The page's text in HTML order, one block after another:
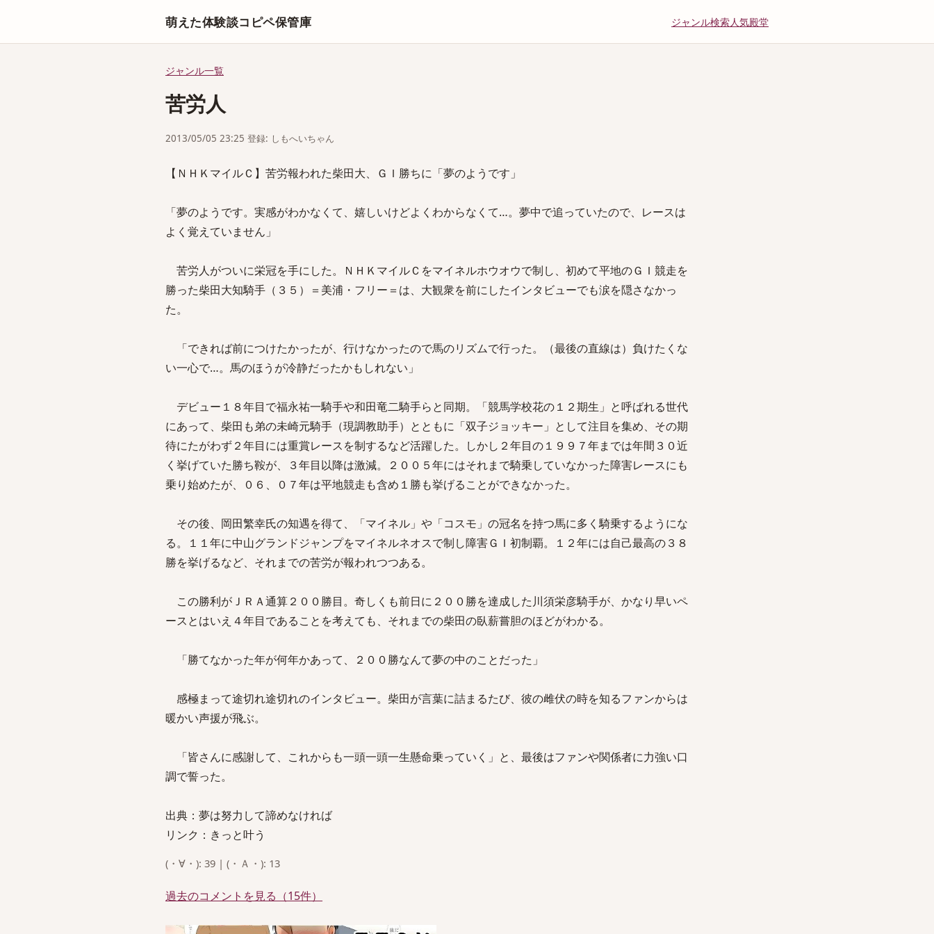
萌えた体験談コピペ保管庫 ジャンル検索人気殿堂
ジャンル一覧
苦労人
2013/05/05 23:25 登録: しもへいちゃん
【ＮＨＫマイルＣ】苦労報われた柴田大、ＧＩ勝ちに「夢のようです」
「夢のようです。実感がわかなくて、嬉しいけどよくわからなくて…。夢中で追っていたので、レースは
よく覚えていません」
苦労人がついに栄冠を手にした。ＮＨＫマイルＣをマイネルホウオウで制し、初めて平地のＧＩ競走を
勝った柴田大知騎手（３５）＝美浦・フリー＝は、大観衆を前にしたインタビューでも涙を隠さなかっ
た。
「できれば前につけたかったが、行けなかったので馬のリズムで行った。（最後の直線は）負けたくな
い一心で…。馬のほうが冷静だったかもしれない」
デビュー１８年目で福永祐一騎手や和田竜二騎手らと同期。「競馬学校花の１２期生」と呼ばれる世代
にあって、柴田も弟の未崎元騎手（現調教助手）とともに「双子ジョッキー」として注目を集め、その期
待にたがわず２年目には重賞レースを制するなど活躍した。しかし２年目の１９９７年までは年間３０近
く挙げていた勝ち鞍が、３年目以降は激減。２００５年にはそれまで騎乗していなかった障害レースにも
乗り始めたが、０６、０７年は平地競走も含め１勝も挙げることができなかった。
その後、岡田繁幸氏の知遇を得て、「マイネル」や「コスモ」の冠名を持つ馬に多く騎乗するようにな
る。１１年に中山グランドジャンプをマイネルネオスで制し障害ＧＩ初制覇。１２年には自己最高の３８
勝を挙げるなど、それまでの苦労が報われつつある。
この勝利がＪＲＡ通算２００勝目。奇しくも前日に２００勝を達成した川須栄彦騎手が、かなり早いペ
ースとはいえ４年目であることを考えても、それまでの柴田の臥薪嘗胆のほどがわかる。
「勝てなかった年が何年かあって、２００勝なんて夢の中のことだった」
感極まって途切れ途切れのインタビュー。柴田が言葉に詰まるたび、彼の雌伏の時を知るファンからは
暖かい声援が飛ぶ。
「皆さんに感謝して、これからも一頭一頭一生懸命乗っていく」と、最後はファンや関係者に力強い口
調で誓った。
出典：夢は努力して諦めなければ
リンク：きっと叶う
(・∀・): 39 | (・Ａ・): 13
過去のコメントを見る（15件）